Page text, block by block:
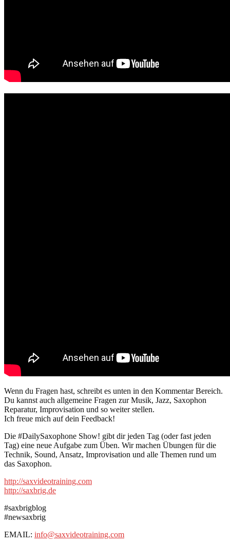
Wenn du Fragen hast, schreibt es unten in den Kommentar Bereich.
Du kannst auch allgemeine Fragen zur Musik, Jazz, Saxophon
Reparatur, Improvisation und so weiter stellen.
Ich freue mich auf dein Feedback!
Die #DailySaxophone Show! gibt dir jeden Tag (oder fast jeden
Tag) eine neue Aufgabe zum Üben. Wir machen Übungen für die
Technik, Sound, Ansatz, Improvisation und alle Themen rund um
das Saxophon.
http://saxvideotraining.com
http://saxbrig.de
#saxbrigblog
#newsaxbrig
EMAIL: info@saxvideotraining.com